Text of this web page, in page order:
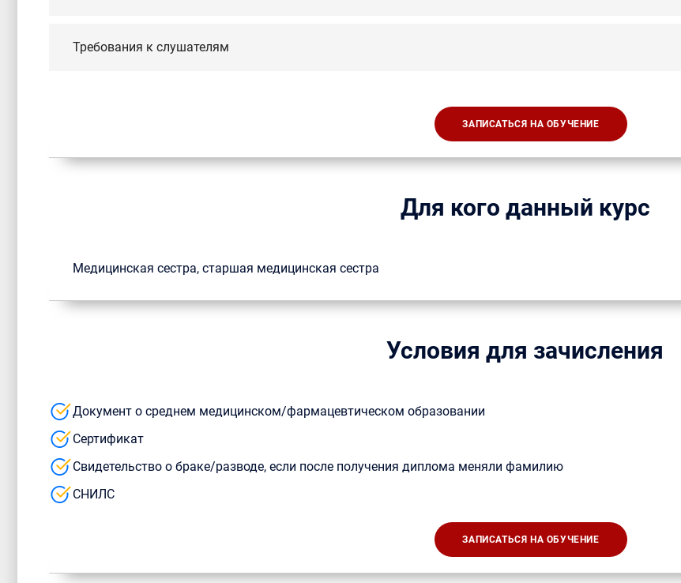
Требования к слушателям
ЗАПИСАТЬСЯ НА ОБУЧЕНИЕ
Для кого данный курс
Медицинская сестра, старшая медицинская сестра
Условия для зачисления
Документ о среднем медицинском/фармацевтическом образовании
Сертификат
Свидетельство о браке/разводе, если после получения диплома меняли фамилию
СНИЛС
ЗАПИСАТЬСЯ НА ОБУЧЕНИЕ